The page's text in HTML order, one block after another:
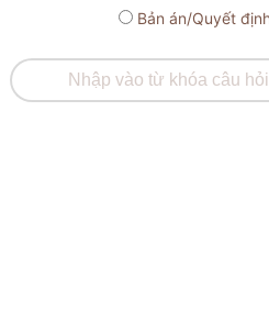
Bản án/Quyết